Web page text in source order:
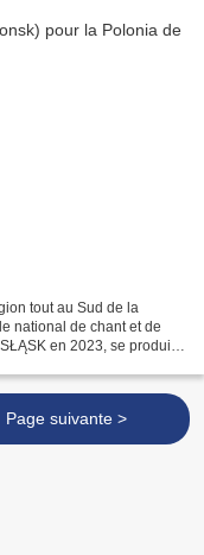
tout au Sud de la
national de chant et de
en 2023, se produit
Page suivante >